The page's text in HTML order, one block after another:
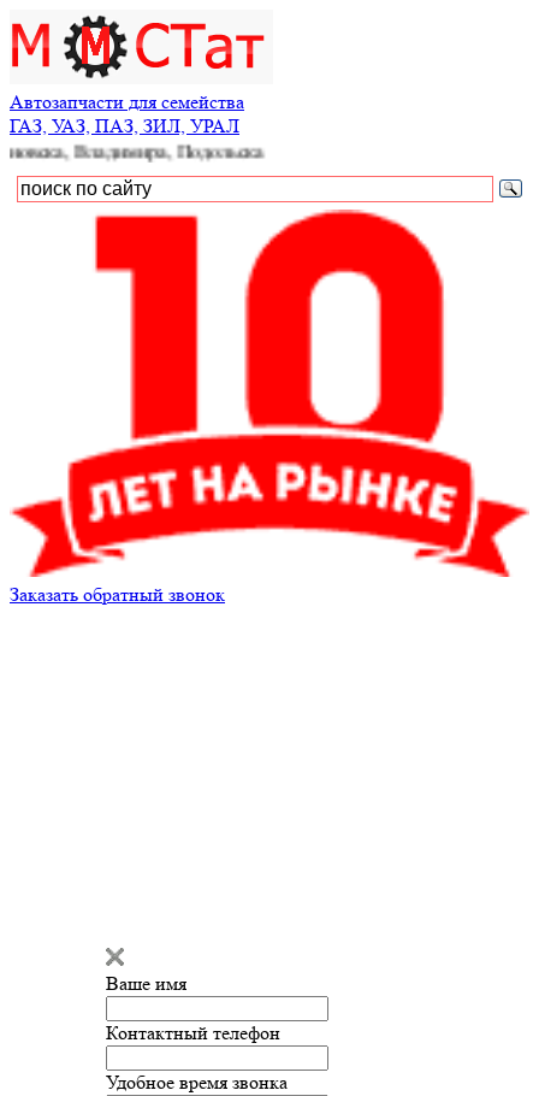
Автозапчасти для семейства
ГАЗ, УАЗ, ПАЗ, ЗИЛ, УРАЛ
Владимира, Подольска
Заказать обратный звонок
Ваше имя
Контактный телефон
Удобное время звонка
Введите сообщение